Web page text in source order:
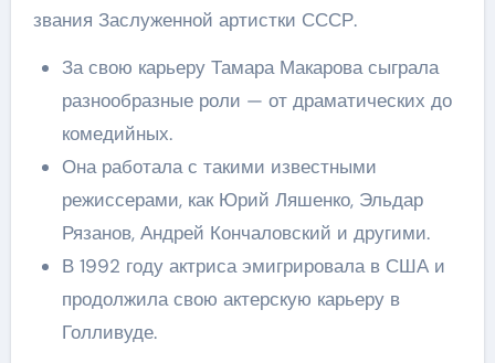
звания Заслуженной артистки СССР.
За свою карьеру Тамара Макарова сыграла
разнообразные роли — от драматических до
комедийных.
Она работала с такими известными
режиссерами, как Юрий Ляшенко, Эльдар
Рязанов, Андрей Кончаловский и другими.
В 1992 году актриса эмигрировала в США и
продолжила свою актерскую карьеру в
Голливуде.